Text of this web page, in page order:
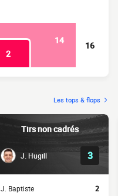
14
2
16
Les tops & flops
Tirs non cadrés
J. Hugill 3
J. Baptiste 2